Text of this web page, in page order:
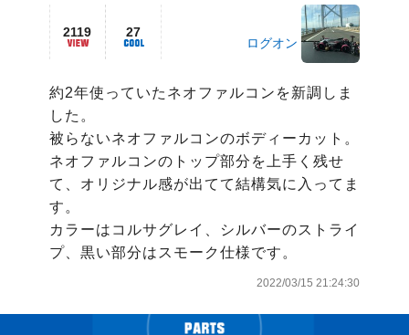
2119 27
ログオン
約2年使っていたネオファルコンを新調しま
した。
被らないネオファルコンのボディーカット。
ネオファルコンのトップ部分を上手く残せ
て、オリジナル感が出てて結構気に入ってま
す。
カラーはコルサグレイ、シルバーのストライ
プ、黒い部分はスモーク仕様です。
2022/03/15 21:24:30